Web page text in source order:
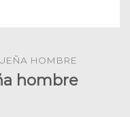
HOMBRE
hombre